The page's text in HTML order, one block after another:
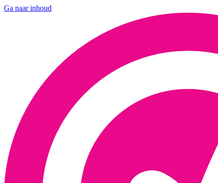
Ga naar inhoud